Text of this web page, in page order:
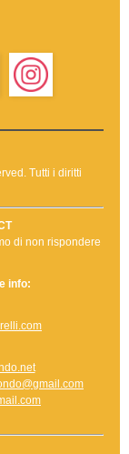
Tutti i diritti
di non rispondere
info: